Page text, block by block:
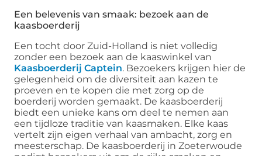
Een belevenis van smaak: bezoek aan de
kaasboerderij
Een tocht door Zuid-Holland is niet volledig
zonder een bezoek aan de kaaswinkel van
Kaasboerderij Captein. Bezoekers krijgen hier de
gelegenheid om de diversiteit aan kazen te
proeven en te kopen die met zorg op de
boerderij worden gemaakt. De kaasboerderij
biedt een unieke kans om deel te nemen aan
een tijdloze traditie van kaasmaken. Elke kaas
vertelt zijn eigen verhaal van ambacht, zorg en
meesterschap. De kaasboerderij in Zoeterwoude